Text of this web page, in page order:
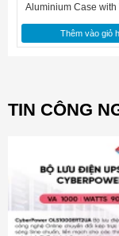
Khả năng chống
Như hầu hết các
khả năng chống
Aluminium Case with
Band
Thêm vào giỏ
TIN CÔNG